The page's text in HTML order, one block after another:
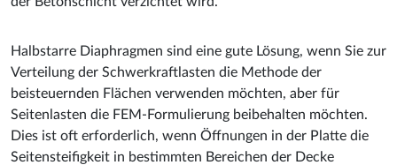
Halbstarre Diaphragmen sind eine gute Lösung, wenn Sie zur
Verteilung der Schwerkraftlasten die Methode der
beisteuernden Flächen verwenden möchten, aber für
Seitenlasten die FEM-Formulierung beibehalten möchten.
Dies ist oft erforderlich, wenn Öffnungen in der Platte die
Seitensteifigkeit in bestimmten Bereichen der Decke